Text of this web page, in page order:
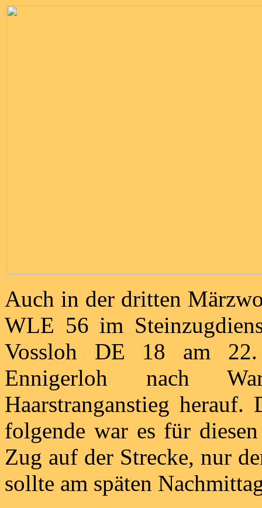
Auch in der dritten
WLE 56 im
Vossloh DE 18 am
Ennigerloh nach
Haarstranganstieg
folgende war es für
Zug auf der Strecke, nur
sollte am späten